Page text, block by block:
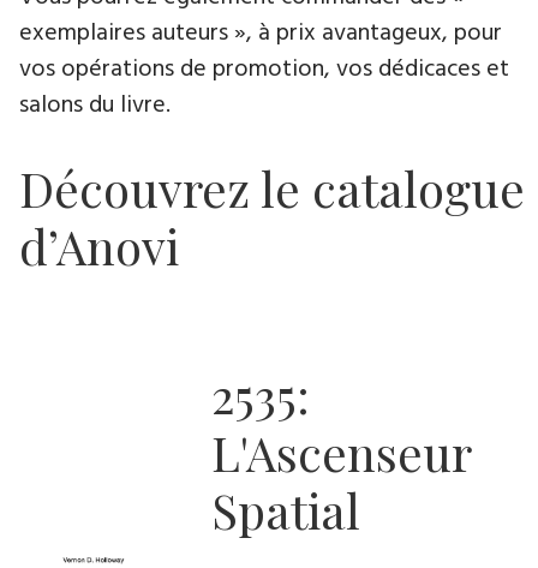
exemplaires auteurs », à prix avantageux, pour
vos opérations de promotion, vos dédicaces et
salons du livre.
Découvrez le catalogue
d’Anovi
2535:
L'Ascenseur
Spatial